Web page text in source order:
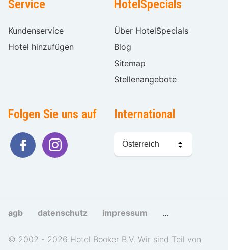
Service
Kundenservice
Hotel hinzufügen
HotelSpecials
Über HotelSpecials
Blog
Sitemap
Stellenangebote
Folgen Sie uns auf International
Sprache
wählen
agb datenschutz impressum cookies und
© 2002 - 2026 Hotel Booker B.V. Wir sind Teil von